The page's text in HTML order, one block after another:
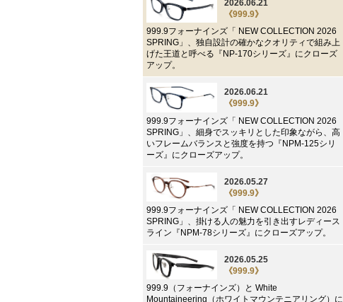
2026.06.21
《999.9》
999.9フォーナインズ「 NEW COLLECTION 2026
SPRING」、独自設計の確かなクオリティで組み上
げた王道と呼べる『NP-170シリーズ』にクローズ
アップ。
2026.06.21
《999.9》
999.9フォーナインズ「 NEW COLLECTION 2026
SPRING」、細身でスッキリとした印象ながら、高
いフレームバランスと強度を持つ『NPM-125シリ
ーズ』にクローズアップ。
2026.05.27
《999.9》
999.9フォーナインズ「 NEW COLLECTION 2026
SPRING」、掛ける人の魅力を引き出すレディース
ライン『NPM-78シリーズ』にクローズアップ。
2026.05.25
《999.9》
999.9（フォーナインズ）と White
Mountaineering（ホワイトマウンテニアリング）に